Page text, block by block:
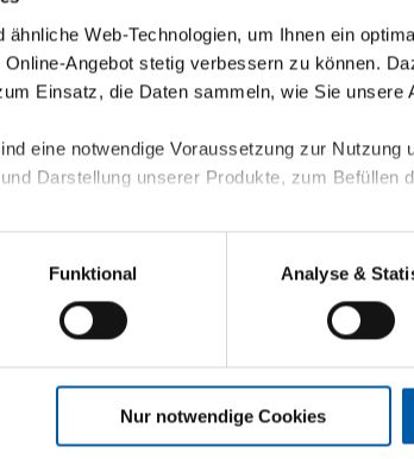
Web-Technologien, um Ihnen ein
Angebot stetig verbessern zu können.
Einsatz, die Daten sammeln, wie Sie unsere
eine notwendige Voraussetzung zur Nutzung
Darstellung unserer Produkte, zum Befüllen
Angebote, Anzeigen und Inhalte aufgrund Ihres
Tracking-Zwecke zur Analyse und Optimierung
Diese übermitteln wir in anonymisierter Form
wir alle Cookies und Web-Technologien für
Schaltflächen können Sie die Arten der
Funktional Analyse &
Nur notwendige Cookies